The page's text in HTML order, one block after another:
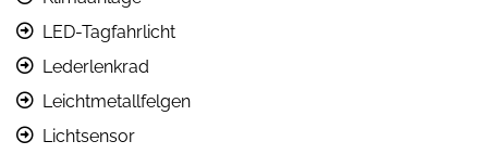
LED-Tagfahrlicht
Lederlenkrad
Leichtmetallfelgen
Lichtsensor